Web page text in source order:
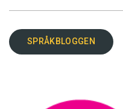
SPRÅKBLOGGEN